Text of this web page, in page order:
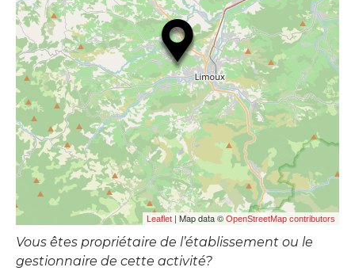
Leaflet | Map data © OpenStreetMap contributors
Vous êtes propriétaire de l’établissement ou le
gestionnaire de cette activité?